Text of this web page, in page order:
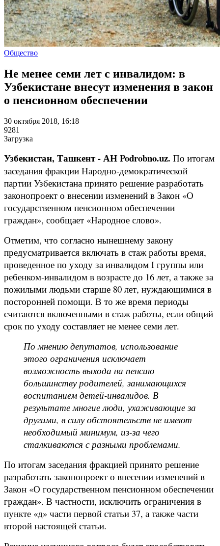
Общество
Не менее семи лет с инвалидом: в
Узбекистане внесут изменения в закон
о пенсионном обеспечении
30 октября 2018, 16:18
9281
Загрузка
Узбекистан, Ташкент - АН Podrobno.uz. По итогам
заседания фракции Народно-демократической
партии Узбекистана принято решение разработать
законопроект о внесении изменений в Закон «О
государственном пенсионном обеспечении
граждан», сообщает «Народное слово».
Отметим, что согласно нынешнему закону
предусматривается включать в стаж работы время,
проведенное по уходу за инвалидом I группы или
ребенком-инвалидом в возрасте до 16 лет, а также за
пожилыми людьми старше 80 лет, нуждающимися в
посторонней помощи. В то же время периоды
считаются включенными в стаж работы, если общий
срок по уходу составляет не менее семи лет.
По мнению депутатов, использование
этого ограничения исключает
возможность выхода на пенсию
большинству родителей, занимающихся
воспитанием детей-инвалидов. В
результате многие люди, ухаживающие за
другими, в силу обстоятельств не имеют
необходимый минимум, из-за чего
сталкиваются с разными проблемами.
По итогам заседания фракцией принято решение
разработать законопроект о внесении изменений в
Закон «О государственном пенсионном обеспечении
граждан». В частности, исключить ограничения в
пункте «д» части первой статьи 37, а также части
второй настоящей статьи.